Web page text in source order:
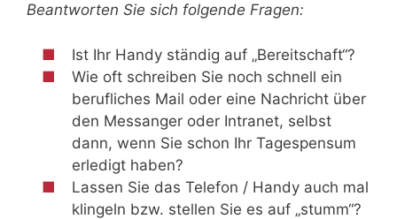
Beantworten Sie sich folgende Fragen:
Ist Ihr Handy ständig auf „Bereitschaft“?
Wie oft schreiben Sie noch schnell ein
berufliches Mail oder eine Nachricht über
den Messanger oder Intranet, selbst
dann, wenn Sie schon Ihr Tagespensum
erledigt haben?
Lassen Sie das Telefon / Handy auch mal
klingeln bzw. stellen Sie es auf „stumm“?